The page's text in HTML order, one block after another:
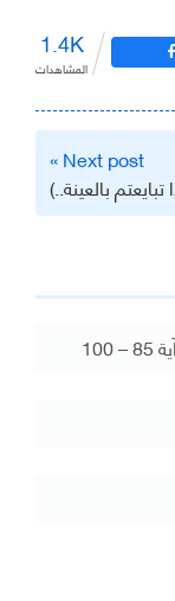
1.4K
المشاهدات
Next post »
بالعينة..)